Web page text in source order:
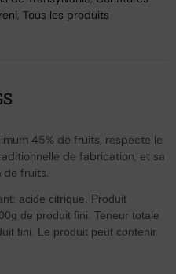
,Tous les produits
45% de fruits, respecte le
de fabrication, et sa
de fruits.
acide citrique. Produit
de produit fini. Teneur totale
fini. Le produit peut contenir